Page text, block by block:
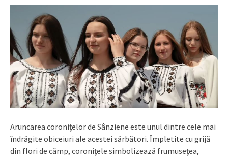
Aruncarea coronițelor de Sânziene este unul dintre cele mai
îndrăgite obiceiuri ale acestei sărbători. Împletite cu grijă
din flori de câmp, coronițele simbolizează frumusețea,